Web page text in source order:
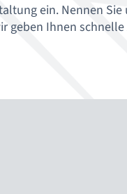
ein. Nennen
geben Ihnen